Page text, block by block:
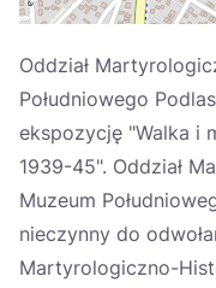
Oddział
Południowego
ekspozycję "Walka i
1939-45". Oddział
Muzeum
nieczynny do
Martyrologiczno-